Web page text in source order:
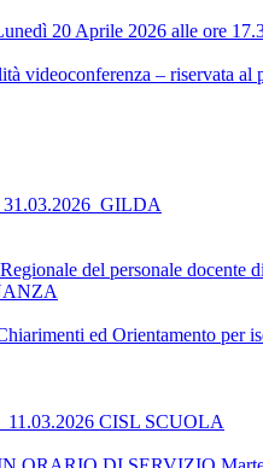
20 Aprile 2026 alle ore
videoconferenza – riservata al
del personale
ed Orientamento per
CISL SCUOLA